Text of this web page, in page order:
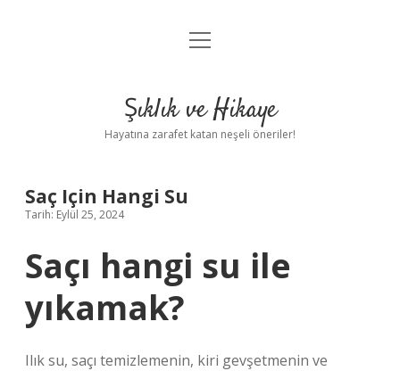
Anasayfa
Yasal Uyarı
menüyü
Şıklık ve Hikaye
Hayatına zarafet katan neşeli öneriler!
Saç Için Hangi Su
Tarih: Eylül 25, 2024
Saçı hangi su ile
yıkamak?
Ilık su, saçı temizlemenin, kiri gevşetmenin ve